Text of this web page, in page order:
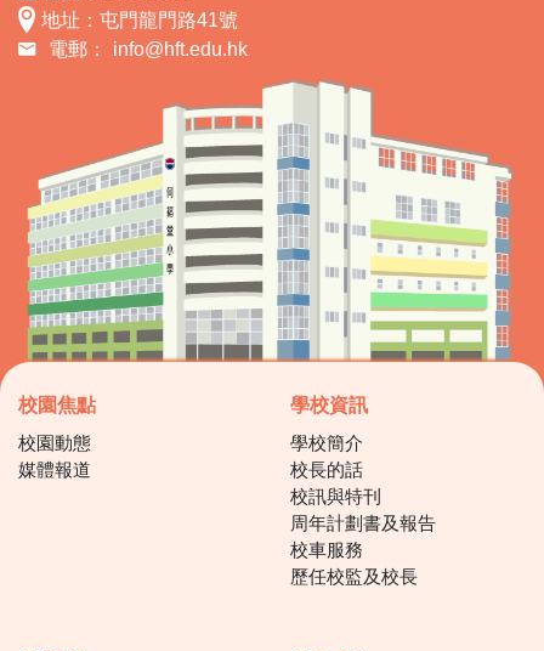
地址：屯門龍門路41號
電郵：
info@hft.edu.hk
校園焦點
校園動態
媒體報道
學校資訊
學校簡介
校長的話
校訊與特刊
周年計劃書及報告
校車服務
歷任校監及校長